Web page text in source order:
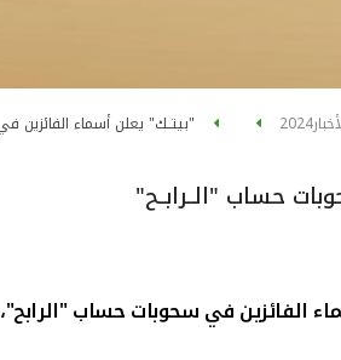
2024 "بيتــك" يعلن أسماء الفائزين
حساب "الــرابــح"
الفائزين في سحوبات حساب